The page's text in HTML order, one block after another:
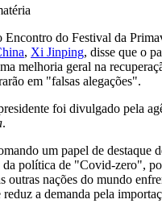
Encontro do Festival da
, Xi Jinping, disse que o
melhoria geral na
em "falsas alegações".
foi divulgado pela
.
um papel de destaque
da política de "Covid-zero",
outras nações do mundo
reduz a demanda pela